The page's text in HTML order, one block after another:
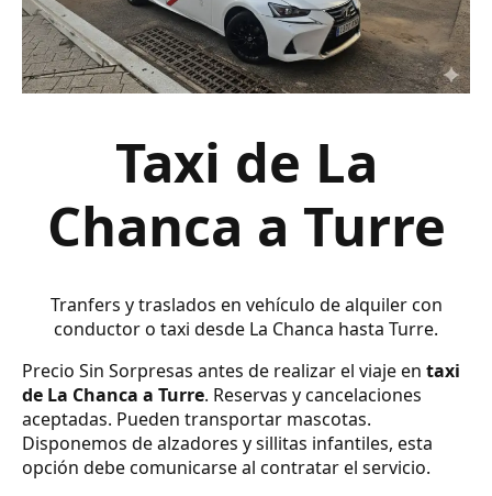
Taxi de La
Chanca a Turre
Tranfers y traslados en vehículo de alquiler con
conductor o taxi desde La Chanca hasta Turre.
Precio Sin Sorpresas antes de realizar el viaje en taxi
de La Chanca a Turre. Reservas y cancelaciones
aceptadas. Pueden transportar mascotas.
Disponemos de alzadores y sillitas infantiles, esta
opción debe comunicarse al contratar el servicio.